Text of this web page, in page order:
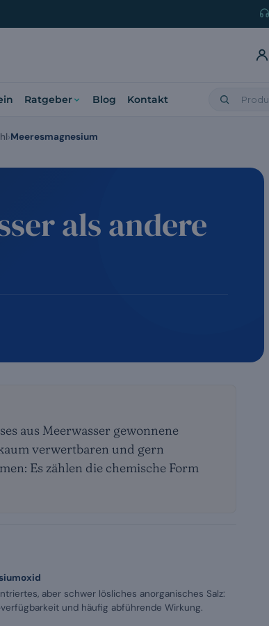
Ratgeber Blog Kontakt
als andere
aus Meerwasser gewonnene
verwertbaren und gern
Es zählen die chemische Form
aber schwer lösliches anorganisches Salz:
und häufig abführende Wirkung.
Meeresmagnesium